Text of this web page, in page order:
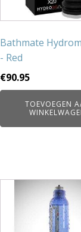
Bathmate
- Red
€90.95
TOEVOEGEN